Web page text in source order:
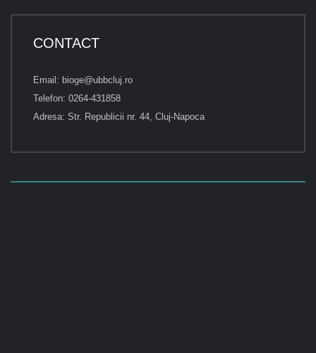
CONTACT
Email: bioge@ubbcluj.ro
Telefon: 0264-431858
Adresa: Str. Republicii nr. 44, Cluj-Napoca